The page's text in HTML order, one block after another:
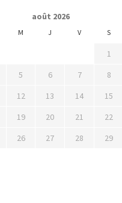
août 2026
M J V S
1
5 6 7 8
12 13 14 15
19 20 21 22
26 27 28 29